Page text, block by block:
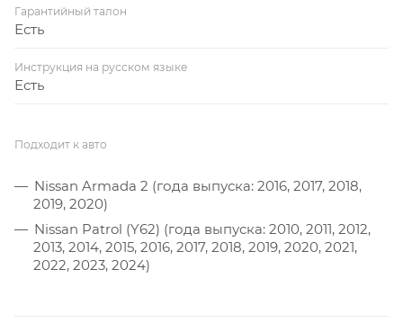
Гарантийный талон
Есть
Инструкция на русском языке
Есть
Подходит к авто
Nissan Armada 2 (года выпуска: 2016, 2017, 2018,
2019, 2020)
Nissan Patrol (Y62) (года выпуска: 2010, 2011, 2012,
2013, 2014, 2015, 2016, 2017, 2018, 2019, 2020, 2021,
2022, 2023, 2024)